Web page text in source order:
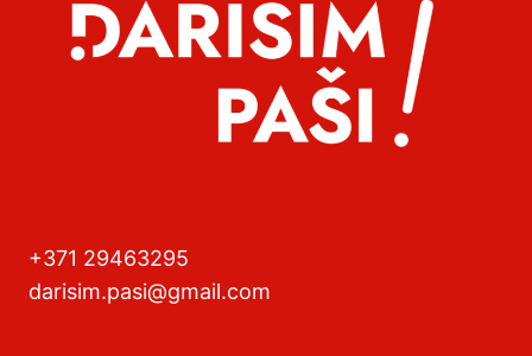
+371 29463295
darisim.pasi@gmail.com